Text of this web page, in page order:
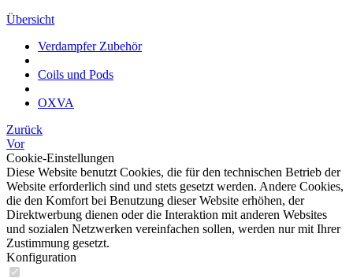
Übersicht
Verdampfer Zubehör
Coils und Pods
OXVA
Zurück
Vor
Cookie-Einstellungen
Diese Website benutzt Cookies, die für den technischen Betrieb der
Website erforderlich sind und stets gesetzt werden. Andere Cookies,
die den Komfort bei Benutzung dieser Website erhöhen, der
Direktwerbung dienen oder die Interaktion mit anderen Websites
und sozialen Netzwerken vereinfachen sollen, werden nur mit Ihrer
Zustimmung gesetzt.
Konfiguration